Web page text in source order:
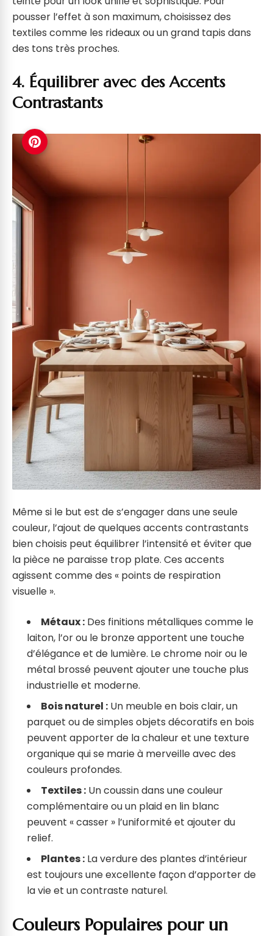
pousser l’effet à son maximum, choisissez des
textiles comme les rideaux ou un grand tapis dans
des tons très proches.
4. Équilibrer avec des Accents
Contrastants
Même si le but est de s’engager dans une seule
couleur, l’ajout de quelques accents contrastants
bien choisis peut équilibrer l’intensité et éviter que
la pièce ne paraisse trop plate. Ces accents
agissent comme des « points de respiration
visuelle ».
Métaux : Des finitions métalliques comme le
laiton, l’or ou le bronze apportent une touche
d’élégance et de lumière. Le chrome noir ou le
métal brossé peuvent ajouter une touche plus
industrielle et moderne.
Bois naturel : Un meuble en bois clair, un
parquet ou de simples objets décoratifs en bois
peuvent apporter de la chaleur et une texture
organique qui se marie à merveille avec des
couleurs profondes.
Textiles : Un coussin dans une couleur
complémentaire ou un plaid en lin blanc
peuvent « casser » l’uniformité et ajouter du
relief.
Plantes : La verdure des plantes d’intérieur
est toujours une excellente façon d’apporter de
la vie et un contraste naturel.
Couleurs Populaires pour un